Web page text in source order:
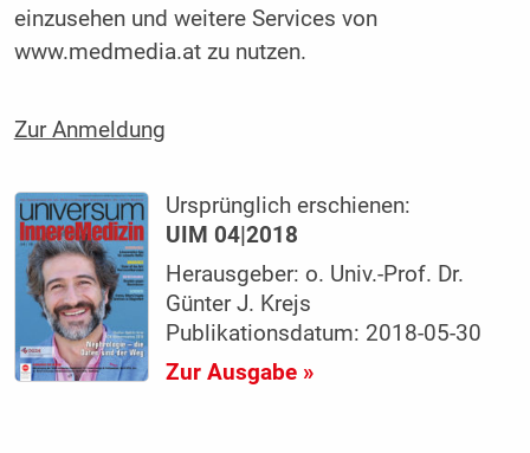
einzusehen und weitere Services von
www.medmedia.at zu nutzen.
Zur Anmeldung
Ursprünglich erschienen:
UIM 04|2018
Herausgeber: o. Univ.-Prof. Dr.
Günter J. Krejs
Publikationsdatum: 2018-05-30
Zur Ausgabe »